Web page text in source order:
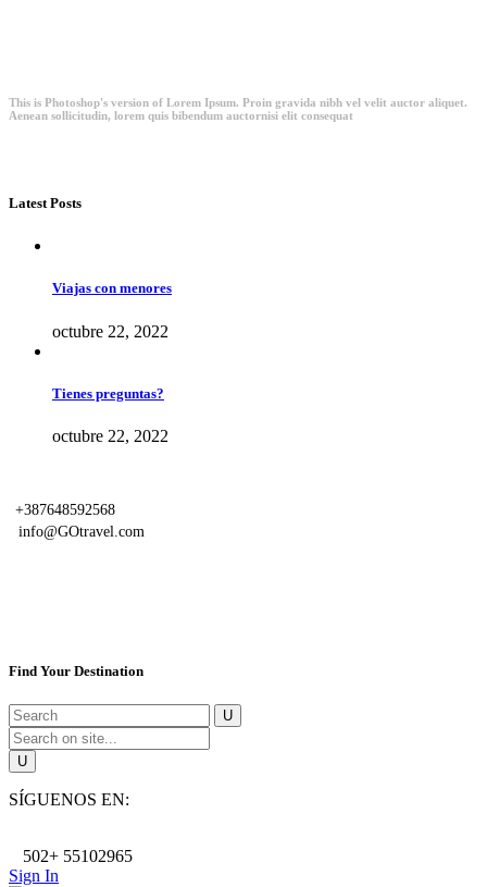
This is Photoshop's version of Lorem Ipsum. Proin gravida nibh vel velit auctor aliquet.
Aenean sollicitudin, lorem quis bibendum auctornisi elit consequat
Latest Posts
Viajas con menores
octubre 22, 2022
Tienes preguntas?
octubre 22, 2022
+387648592568
info@GOtravel.com
Find Your Destination
SÍGUENOS EN:
502+ 55102965
Sign In